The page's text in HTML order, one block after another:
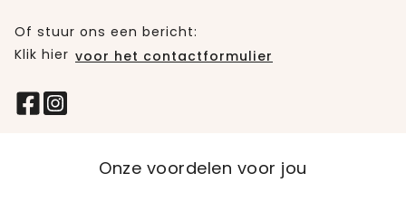
Of stuur ons een bericht:
Klik hier voor het contactformulier
Onze voordelen voor jou